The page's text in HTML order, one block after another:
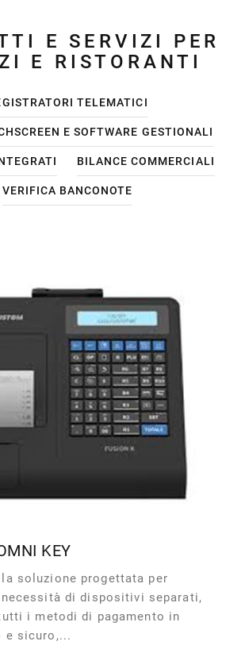
E SERVIZI PER
E RISTORANTI
TELEMATICI
E SOFTWARE GESTIONALI
BILANCE COMMERCIALI
VERIFICA BANCONOTE
KEY
la soluzione progettata per
di dispositivi separati,
i metodi di pagamento in
e sicuro,...